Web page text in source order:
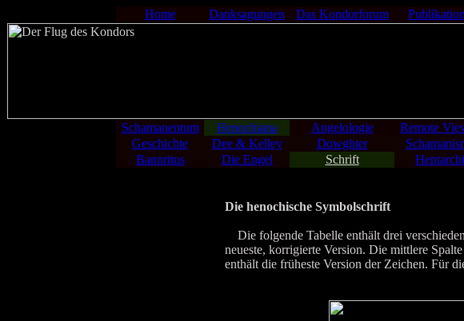
Home Danksagungen Das Kondorforum
Schamanentum Henochiana Angelologie Remote
Geschichte
Dee & Kelley Dowghter
Bannritus
Die Engel Schrift
Die henochische Symbolschrift
Die folgende Tabelle enthält drei
neueste, korrigierte Version. Die mittlere
enthält die früheste Version der Zeichen. Für